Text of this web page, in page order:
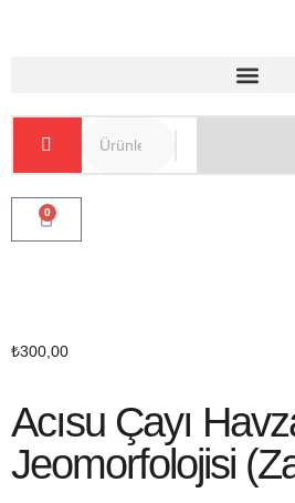
0
₺300,00
Acısu Çayı
Jeomorfolojisi